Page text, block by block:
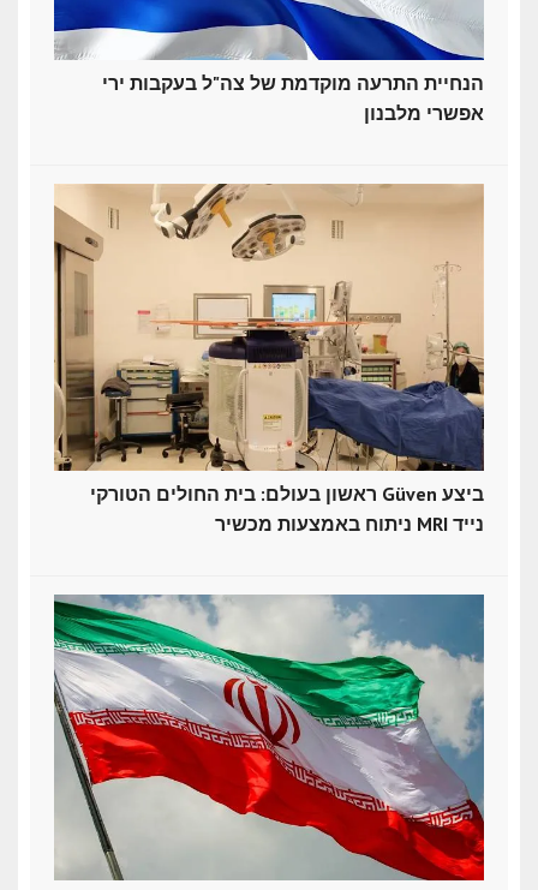
הנחיית התרעה מוקדמת של צה"ל בעקבות ירי
אפשרי מלבנון
ראשון בעולם: בית החולים הטורקי Güven ביצע
ניתוח באמצעות מכשיר MRI נייד